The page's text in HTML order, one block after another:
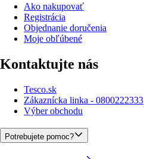
Ako nakupovať
Registrácia
Objednanie doručenia
Moje obľúbené
Kontaktujte nás
Tesco.sk
Zákaznícka linka - 0800222333
Výber obchodu
Potrebujete pomoc?